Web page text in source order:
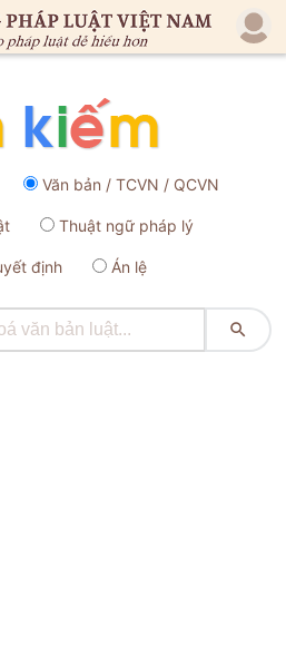
Văn bản / TCVN / QCVN
Thuật ngữ pháp lý
định Án lệ
